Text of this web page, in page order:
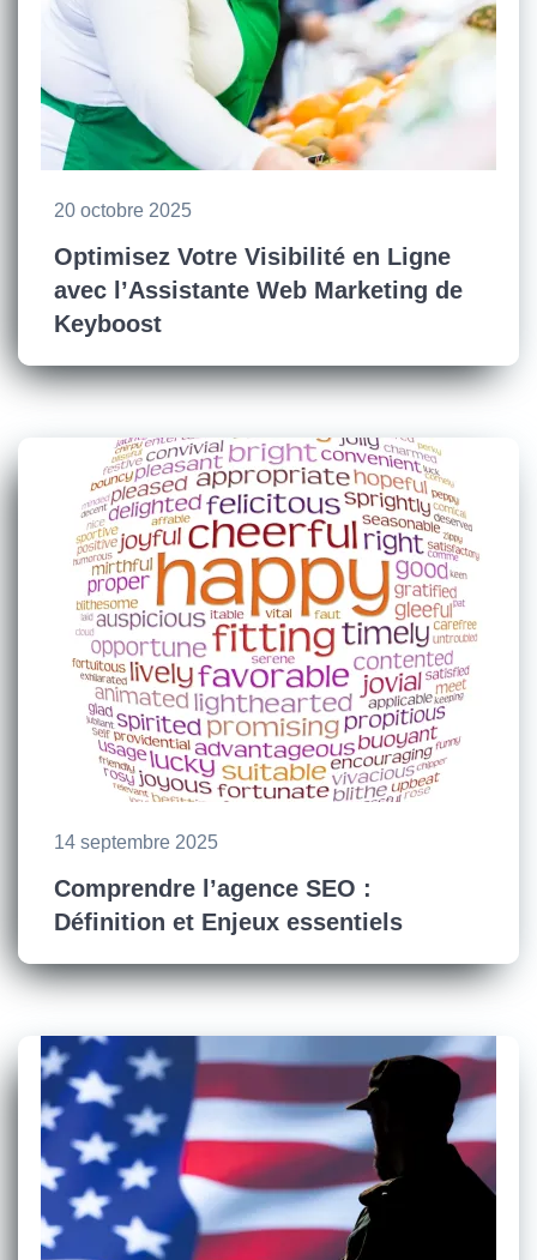
20 octobre 2025
Optimisez Votre Visibilité en Ligne
avec l’Assistante Web Marketing de
Keyboost
14 septembre 2025
Comprendre l’agence SEO :
Définition et Enjeux essentiels